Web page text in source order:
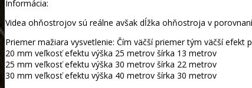
Informácia:
Videa ohňostrojov sú reálne avšak dĺžka ohňostroja v
Priemer mažiara vysvetlenie: Čím väčší priemer tým väčší efekt
20 mm veľkosť efektu výška 25 metrov šírka 13 metrov
25 mm veľkosť efektu výška 30 metrov šírka 22 metrov
30 mm veľkosť efektu výška 40 metrov šírka 30 metrov